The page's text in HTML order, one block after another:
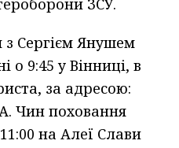
ЗСУ.
Сергієм Янушем
о 9:45 у Вінниці, в
за адресою:
Чин поховання
на Алеї Слави